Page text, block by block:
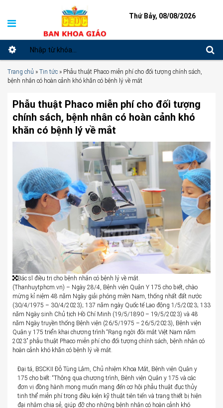
Thứ Bảy, 08/08/2026
Trang chủ » Tin tức » Phẫu thuật Phaco miễn phí cho đối tượng chính sách,
bệnh nhân có hoàn cảnh khó khăn có bệnh lý về mắt
Phẫu thuật Phaco miễn phí cho đối tượng
chính sách, bệnh nhân có hoàn cảnh khó
khăn có bệnh lý về mắt
Bác sĩ điều trị cho bệnh nhân có bệnh lý về mắt.
(Thanhuytphcm.vn) – Ngày 28/4, Bệnh viện Quân Y 175 cho biết, chào
mừng kỉ niệm 48 năm Ngày giải phóng miền Nam, thống nhất đất nước
(30/4/1975 – 30/4/2023); 137 năm ngày Quốc tế Lao động 1/5/2023; 133
năm Ngày sinh Chủ tịch Hồ Chí Minh (19/5/1890 – 19/5/2023) và 48
năm Ngày truyền thống Bệnh viện (26/5/1975 – 26/5/2023), Bệnh viện
Quân y 175 triển khai chương trình “Rạng ngời đôi mắt Việt Nam năm
2023” phẫu thuật Phaco miễn phí cho đối tượng chính sách, bệnh nhân có
hoàn cảnh khó khăn có bệnh lý về mắt.
Đại tá, BSCKII Đỗ Tùng Lâm, Chủ nhiệm Khoa Mắt, Bệnh viện Quân y
175 cho biết: “Thông qua chương trình, Bệnh viện Quân y 175 và các
đơn vị đồng hành mong muốn mang đến cơ hội phẫu thuật đục thủy
tinh thể miễn phí trong điều kiện kỹ thuật tiên tiến và trang thiết bị hiện
đại nhằm chia sẻ, giúp đỡ cho những bệnh nhân có hoàn cảnh khó